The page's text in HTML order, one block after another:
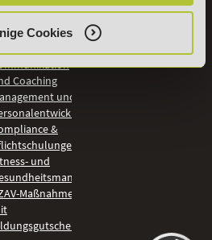
Cookies
und
Coaching
und
&
und
Maßnahmen